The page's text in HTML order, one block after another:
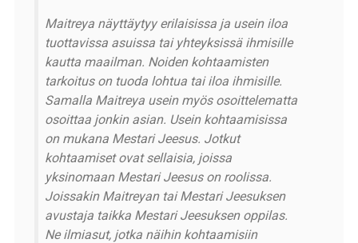
Maitreya näyttäytyy erilaisissa ja usein iloa
tuottavissa asuissa tai yhteyksissä ihmisille
kautta maailman. Noiden kohtaamisten
tarkoitus on tuoda lohtua tai iloa ihmisille.
Samalla Maitreya usein myös osoittelematta
osoittaa jonkin asian. Usein kohtaamisissa
on mukana Mestari Jeesus. Jotkut
kohtaamiset ovat sellaisia, joissa
yksinomaan Mestari Jeesus on roolissa.
Joissakin Maitreyan tai Mestari Jeesuksen
avustaja taikka Mestari Jeesuksen oppilas.
Ne ilmiasut, jotka näihin kohtaamisiin